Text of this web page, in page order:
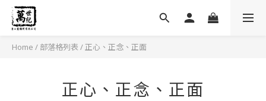
Home / 部落格列表 /正心、正念、正面
正心、正念、正面